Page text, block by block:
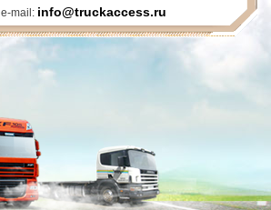
e-mail: info@truckaccess.ru